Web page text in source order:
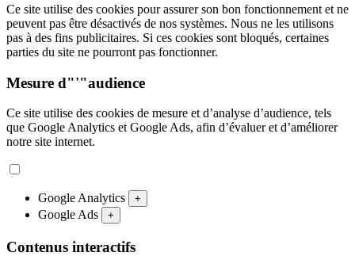
Ce site utilise des cookies pour assurer son bon fonctionnement et ne
peuvent pas être désactivés de nos systèmes. Nous ne les utilisons
pas à des fins publicitaires. Si ces cookies sont bloqués, certaines
parties du site ne pourront pas fonctionner.
Mesure d"'"audience
Ce site utilise des cookies de mesure et d’analyse d’audience, tels
que Google Analytics et Google Ads, afin d’évaluer et d’améliorer
notre site internet.
Google Analytics +
Google Ads +
Contenus interactifs